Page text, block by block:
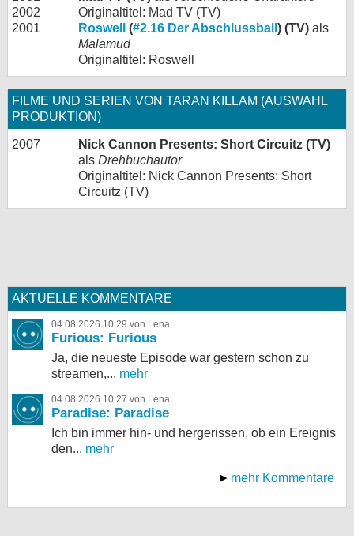
2002
Originaltitel: Mad TV (TV)
2001
Roswell (#2.16 Der Abschlussball ) (TV) als
Malamud
Originaltitel: Roswell
FILME UND SERIEN VON TARAN KILLAM (AUSWAHL
PRODUKTION)
2007
Nick Cannon Presents: Short Circuitz (TV)
als Drehbuchautor
Originaltitel: Nick Cannon Presents: Short
Circuitz (TV)
AKTUELLE KOMMENTARE
04.08.2026 10:29 von Lena
Furious: Furious
Ja, die neueste Episode war gestern schon zu
streamen,... mehr
04.08.2026 10:27 von Lena
Paradise: Paradise
Ich bin immer hin- und hergerissen, ob ein Ereignis
den... mehr
mehr Kommentare